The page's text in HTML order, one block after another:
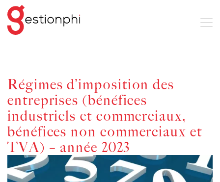
Régimes d’imposition des
entreprises (bénéfices
industriels et commerciaux,
bénéfices non commerciaux et
TVA) – année 2023